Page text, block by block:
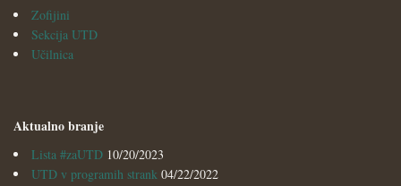
Zofijini
Sekcija UTD
Učilnica
Aktualno branje
Lista #zaUTD 10/20/2023
UTD v programih strank 04/22/2022